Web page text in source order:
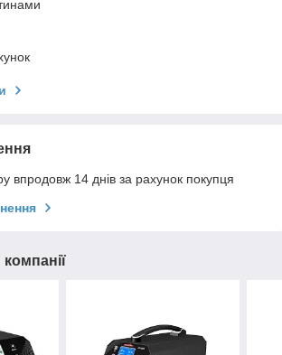
впродовж 14 днів за рахунок покупця